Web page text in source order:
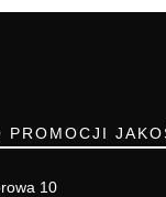
PROMOCJI
10